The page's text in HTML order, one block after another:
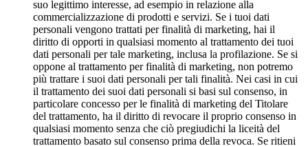
suo legittimo interesse, ad esempio in relazione alla
commercializzazione di prodotti e servizi. Se i tuoi dati
personali vengono trattati per finalità di marketing, hai il
diritto di opporti in qualsiasi momento al trattamento dei tuoi
dati personali per tale marketing, inclusa la profilazione. Se si
oppone al trattamento per finalità di marketing, non potremo
più trattare i suoi dati personali per tali finalità. Nei casi in cui
il trattamento dei suoi dati personali si basi sul consenso, in
particolare concesso per le finalità di marketing del Titolare
del trattamento, ha il diritto di revocare il proprio consenso in
qualsiasi momento senza che ciò pregiudichi la liceità del
trattamento basato sul consenso prima della revoca. Se ritieni